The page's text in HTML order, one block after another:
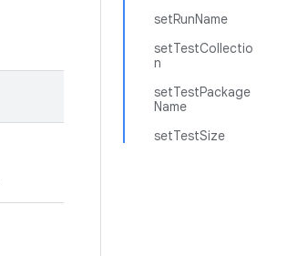
setRunName
setTestCollectio
n
setTestPackage
Name
setTestSize